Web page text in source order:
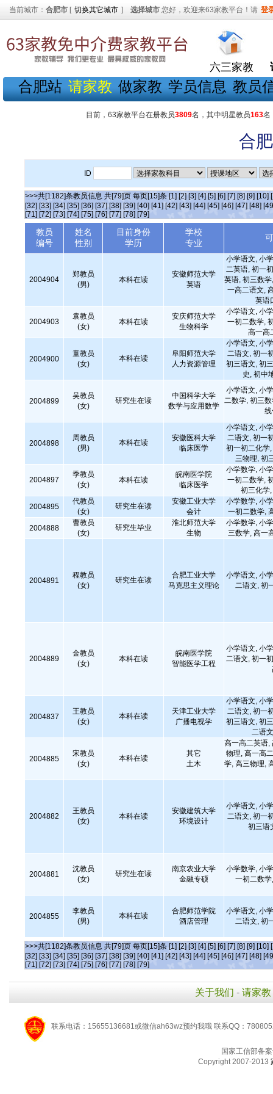
当前城市： 合肥市 [ 切换其它城市 ] 选择城市 您好，欢迎来63家教平台！请 登
六三家教
合肥站 请家教 做家教 学员信息 教员
目前，63家教平台在册教员3809名，其中明星教员163名
合
ID
>>>共[1182]条教员信息 共[79]页 每页[15]条 [1] [2] [3] [4] [5] [6] [7] [8] [9] [10]
[32] [33] [34] [35] [36] [37] [38] [39] [40] [41] [42] [43] [44] [45] [46] [47] [48]
[71] [72] [73] [74] [75] [76] [77] [78] [79]
教员
编号
姓名
性别
目前身份
学历
学校
专业
2004904
郑教员
(男)
本科在读
安徽师范大学
英语
小学语文, 小
二英语, 初一
英语, 初三数
一高二语文,
英语
2004903
袁教员
(女)
本科在读
安庆师范大学
生物科学
小学语文, 小
一初二数学,
高一高
2004900
童教员
(女)
本科在读
阜阳师范大学
人力资源管理
小学语文, 小
二语文, 初一
初三语文, 初
史, 初中
2004899
吴教员
(女)
研究生在读
中国科学大学
数学与应用数学
小学语文, 小
二数学, 初三
2004898
周教员
(男)
本科在读
安徽医科大学
临床医学
小学语文, 小
二语文, 初一
初一初二化学
三物理, 初
2004897
季教员
(女)
本科在读
皖南医学院
临床医学
小学数学, 小
一初二数学,
初三化学
2004895
代教员
(女)
研究生在读
安徽工业大学
会计
小学数学, 小
一初二数学,
2004888
曹教员
(女)
研究生毕业
淮北师范大学
生物
小学数学, 小
三数学, 高一
2004891
程教员
(女)
研究生在读
合肥工业大学
马克思主义理论
小学语文, 小
二语文, 初
2004889
金教员
(女)
本科在读
皖南医学院
智能医学工程
小学语文, 小
二语文, 初一
2004837
王教员
(女)
本科在读
天津工业大学
广播电视学
小学语文, 小
二语文, 初一
初三语文, 初
二语
2004885
宋教员
(女)
本科在读
其它
土木
高一高二英语,
物理, 高一高
学, 高三物理,
2004882
王教员
(女)
本科在读
安徽建筑大学
环境设计
小学语文, 小
二语文, 初一
初三语
2004881
沈教员
(女)
研究生在读
南京农业大学
金融专硕
小学数学, 小
一初二数
2004855
李教员
(男)
本科在读
合肥师范学院
酒店管理
小学语文, 小
二语文, 初
>>>共[1182]条教员信息 共[79]页 每页[15]条 [1] [2] [3] [4] [5] [6] [7] [8] [9] [10]
[32] [33] [34] [35] [36] [37] [38] [39] [40] [41] [42] [43] [44] [45] [46] [47] [48]
[71] [72] [73] [74] [75] [76] [77] [78] [79]
关于我们 - 请家教
联系电话：15655136681或微信ah63wz预约我哦 联系QQ：
国家工信部备
Copyright 2007-2013